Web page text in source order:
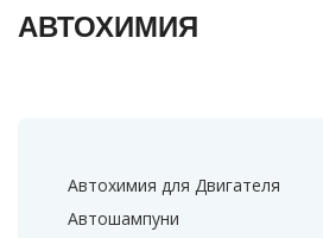
АВТОХИМИЯ
Автохимия для Двигателя
Автошампуни